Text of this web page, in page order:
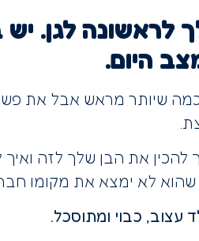
לראשונה לגן.
היום.
שיותר מראש אבל את
את הבן שלך לזה ואיך
לא ימצא את מקומו
עצוב, כבוי ומתוסכל.